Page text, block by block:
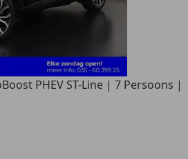
PHEV ST-Line | 7 Persoons |